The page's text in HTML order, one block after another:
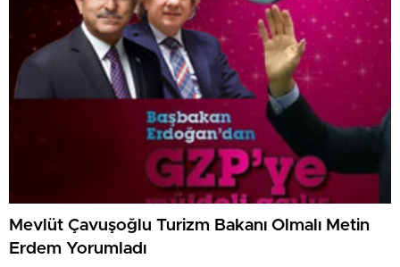
Mevlüt Çavuşoğlu Turizm Bakanı Olmalı Metin
Erdem Yorumladı